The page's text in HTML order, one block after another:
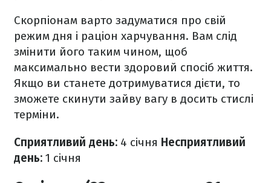
Скорпіонам варто задуматися про свій
режим дня і раціон харчування. Вам слід
змінити його таким чином, щоб
максимально вести здоровий спосіб життя.
Якщо ви станете дотримуватися дієти, то
зможете скинути зайву вагу в досить стислі
терміни.
Сприятливий день: 4 січня Несприятливий
день: 1 січня